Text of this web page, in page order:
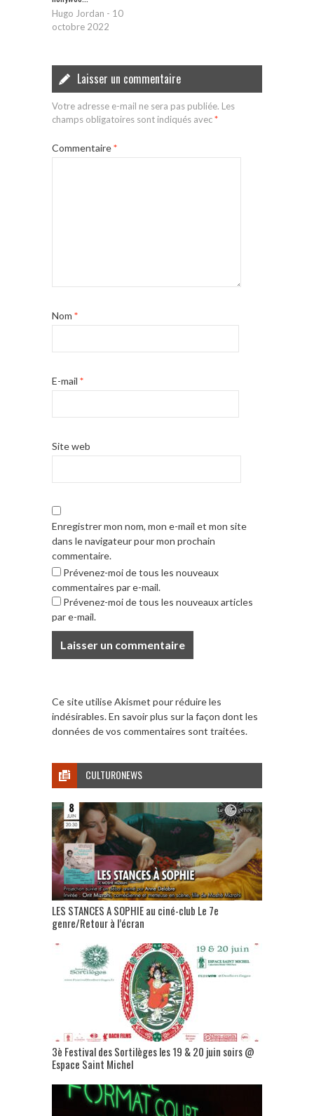
Hugo Jordan - 10
octobre 2022
Laisser un commentaire
Votre adresse e-mail ne sera pas publiée. Les
champs obligatoires sont indiqués avec*
Commentaire*
Nom *
E-mail *
Site web
Enregistrer mon nom, mon e-mail et mon site
dans le navigateur pour mon prochain
commentaire.
Prévenez-moi de tous les nouveaux
commentaires par e-mail.
Prévenez-moi de tous les nouveaux articles
par e-mail.
Ce site utilise Akismet pour réduire les
indésirables.En savoir plus sur la façon dont les
données de vos commentaires sont traitées.
CULTURONEWS
LES STANCES A SOPHIE au ciné-club Le 7e
genre/Retour à l’écran
3è Festival des Sortilèges les 19 & 20 juin soirs @
Espace Saint Michel